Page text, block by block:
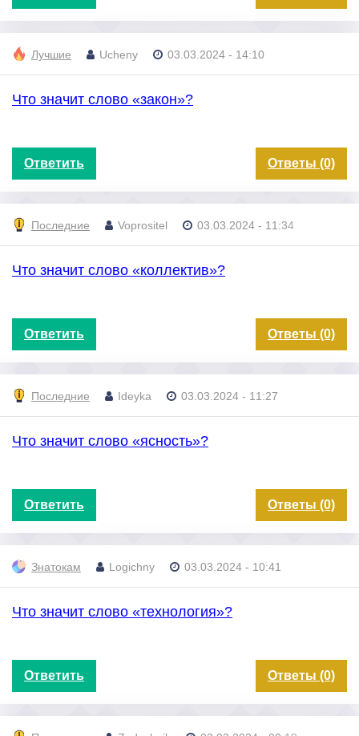
Лучшие Ucheny 03.03.2024 - 14:10
Что значит слово «закон»?
Ответить Ответы (0)
Последние Voprositel 03.03.2024 - 11:34
Что значит слово «коллектив»?
Ответить Ответы (0)
Последние Ideyka 03.03.2024 - 11:27
Что значит слово «ясность»?
Ответить Ответы (0)
Знатокам Logichny 03.03.2024 - 10:41
Что значит слово «технология»?
Ответить Ответы (0)